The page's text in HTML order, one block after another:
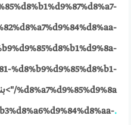
%d8%b9%d9%85%d8%b1-
%d8%a7%d9%85%d9%8a/">بنت
.